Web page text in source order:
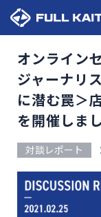
オンライン
ジャーナリ
に潜む罠＞
を開催しま
対談レポート